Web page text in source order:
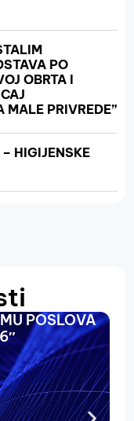
PO
OBRTA I
PRIVREDE”
HIGIJENSKE
POSLOVA